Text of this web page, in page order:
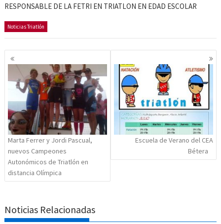
RESPONSABLE DE LA FETRI EN TRIATLON EN EDAD ESCOLAR
Noticias Triatlón
Navegación
de
entradas
Marta Ferrer y Jordi Pascual,
nuevos Campeones
Autonómicos de Triatlón en
distancia Olímpica
Escuela de Verano del CEA
Bétera
Noticias Relacionadas